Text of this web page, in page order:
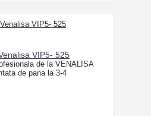
VIP5- 525
de la VENALISA
de pana la 3-4